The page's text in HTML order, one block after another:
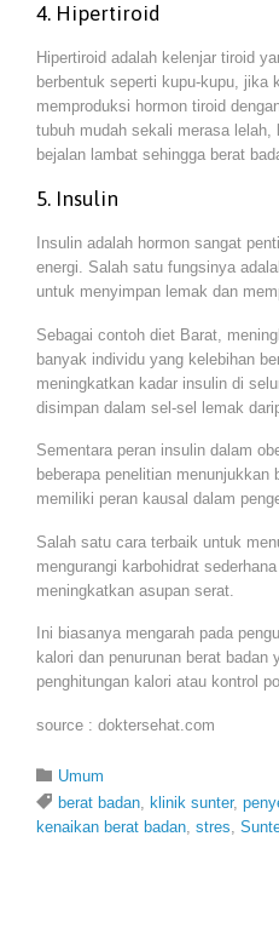
4. Hipertiroid
Hipertiroid adalah kelenjar tiroid
berbentuk seperti kupu-kupu, jika
memproduksi hormon tiroid
tubuh mudah sekali merasa
bejalan lambat sehingga berat
5. Insulin
Insulin adalah hormon sangat
energi. Salah satu fungsinya
untuk menyimpan lemak dan
Sebagai contoh diet Barat,
banyak individu yang kelebihan
meningkatkan kadar insulin di
disimpan dalam sel-sel lemak
Sementara peran insulin dalam
beberapa penelitian
memiliki peran kausal dalam
Salah satu cara terbaik untuk
mengurangi karbohidrat
meningkatkan asupan serat.
Ini biasanya mengarah pada
kalori dan penurunan berat badan
penghitungan kalori atau kontrol
source : doktersehat.com
 Category
Umum
 Tags
berat badan, klinik sunter,
kenaikan berat badan, stres,